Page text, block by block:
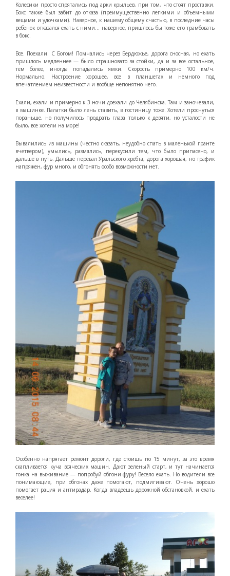
Колесики просто спрятались под арки крыльев, при том, что стоят проставки.
Бокс также был забит до отказа (преимущественно легкими и объемными
вещами и удочками). Наверное, к нашему общему счастью, в последние часы
ребенок отказался ехать с ними… наверное, пришлось бы тоже его трамбовать
в бокс.
Все. Поехали. С Богом! Помчались через Бердюжье, дорога сносная, но ехать
пришлось медленнее — было страшновато за стойки, да и за все остальное,
тем более, иногда попадались ямки. Скорость примерно 100 км/ч.
Нормально. Настроение хорошее, все в планшетах и немного под
впечатлением неизвестности и вообще непонятно чего.
Ехали, ехали и примерно к 3 ночи доехали до Челябинска. Там и заночевали,
в машинке. Палатки было лень ставить, в гостиницу тоже. Хотели проснуться
пораньше, но получилось продрать глаза только к девяти, но усталости не
было, все хотели на море!
Вывалились из машины (честно сказать, неудобно спать в маленькой гранте
вчетвером), умылись, размялись, перекусили тем, что было припасено, и
дальше в путь. Дальше перевал Уральского хребта, дорога хорошая, но трафик
напряжен, фур много, и обгонять особо возможности нет.
Особенно напрягает ремонт дороги, где стоишь по 15 минут, за это время
скапливается куча всяческих машин. Дают зеленый старт, и тут начинается
гонка на выживание — попробуй обгони фуру! Весело ехать. Но водители все
понимающие, при обгонах даже помогают, подмигивают. Очень хорошо
помогает рация и антирадар. Когда владеешь дорожной обстановкой, и ехать
веселее!